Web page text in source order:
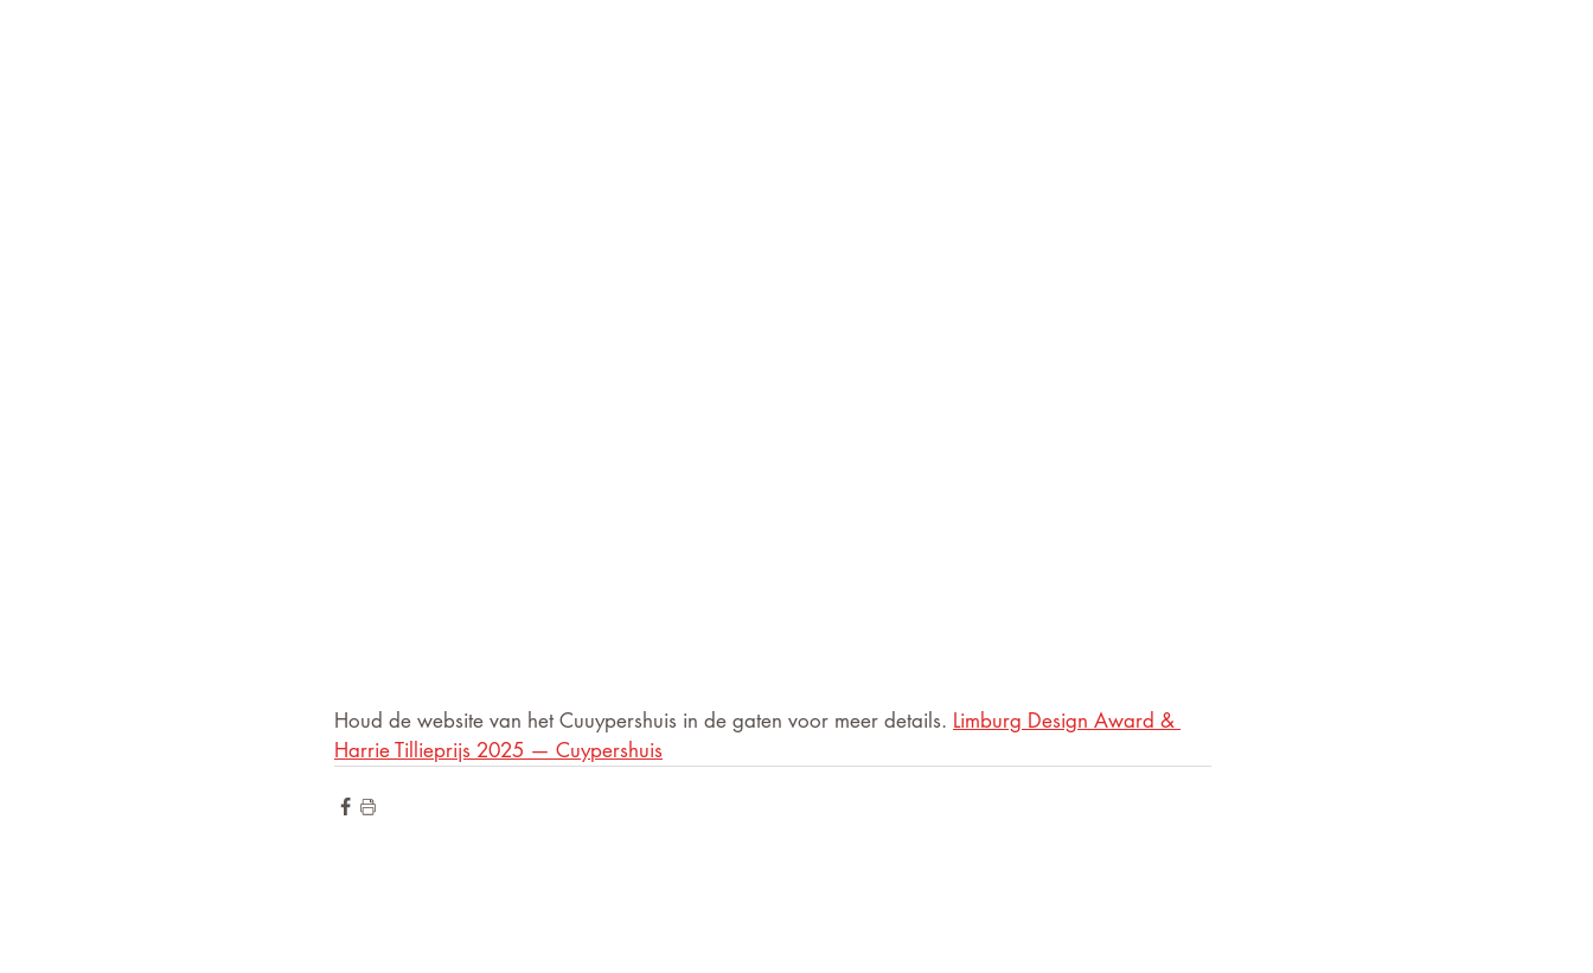
Houd de website van het Cuuypershuis in de gaten voor meer details. Limburg Design Award &
Harrie Tillieprijs 2025 — Cuypershuis